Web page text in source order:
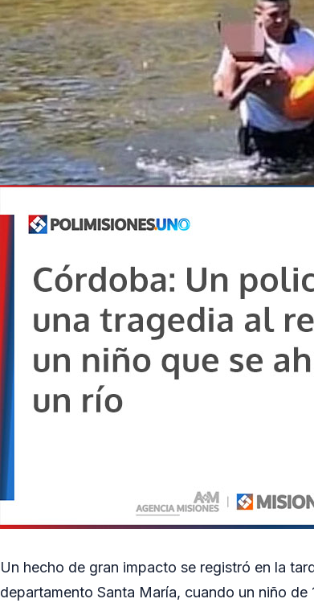
Un hecho de gran impacto se registró en la
departamento Santa María, cuando un niño